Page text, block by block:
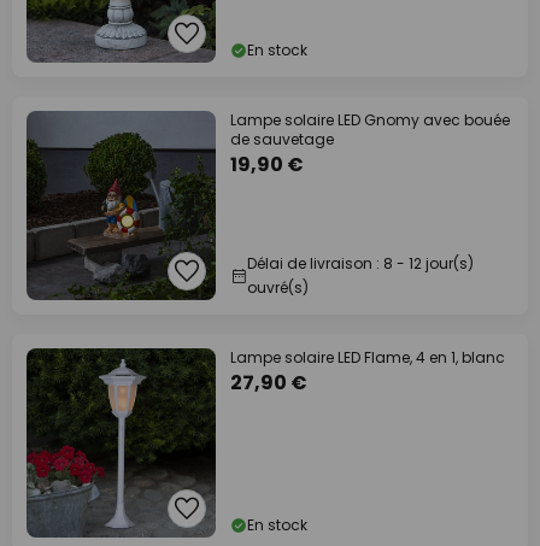
En stock
Lampe solaire LED Gnomy avec bouée
de sauvetage
19,90 €
Délai de livraison : 8 - 12 jour(s)
ouvré(s)
Lampe solaire LED Flame, 4 en 1, blanc
27,90 €
En stock